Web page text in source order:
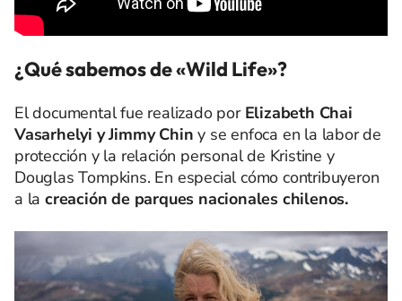
¿Qué sabemos de «Wild Life»?
El documental fue realizado por Elizabeth Chai
Vasarhelyi y Jimmy Chin y se enfoca en la labor de
protección y la relación personal de Kristine y
Douglas Tompkins. En especial cómo contribuyeron
a la creación de parques nacionales chilenos.